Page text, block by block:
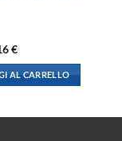
€.
€Il
attuale
è:
3,16 €.
AL CARRELLO